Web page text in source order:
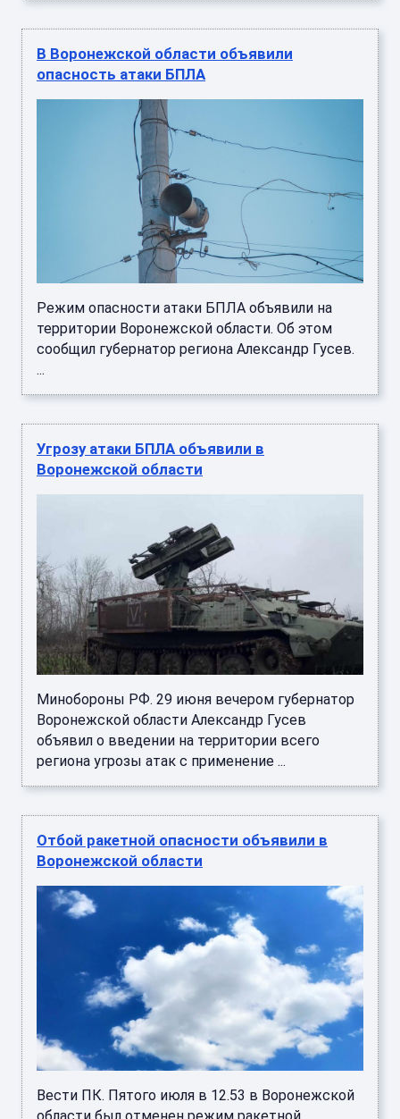
В Воронежской области объявили
опасность атаки БПЛА
Режим опасности атаки БПЛА объявили на
территории Воронежской области. Об этом
сообщил губернатор региона Александр Гусев.
...
Угрозу атаки БПЛА объявили в
Воронежской области
Минобороны РФ. 29 июня вечером губернатор
Воронежской области Александр Гусев
объявил о введении на территории всего
региона угрозы атак с применение ...
Отбой ракетной опасности объявили в
Воронежской области
Вести ПК. Пятого июля в 12.53 в Воронежской
области был отменен режим ракетной